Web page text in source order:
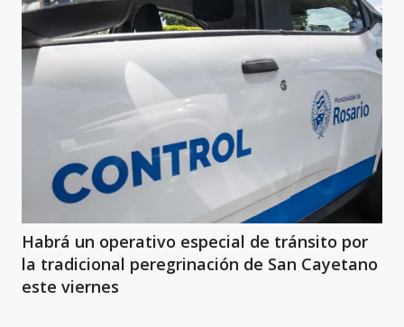
Habrá un operativo especial de tránsito por
la tradicional peregrinación de San Cayetano
este viernes